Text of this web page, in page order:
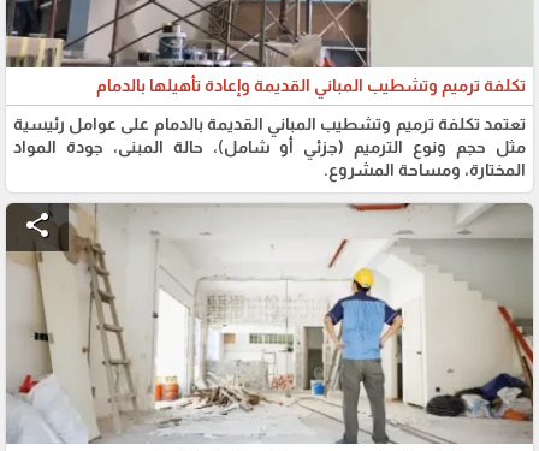
تكلفة ترميم وتشطيب المباني القديمة وإعادة تأهيلها بالدمام
تعتمد تكلفة ترميم وتشطيب المباني القديمة بالدمام على عوامل رئيسية
مثل حجم ونوع الترميم (جزئي أو شامل)، حالة المبنى، جودة المواد
المختارة، ومساحة المشروع.
share